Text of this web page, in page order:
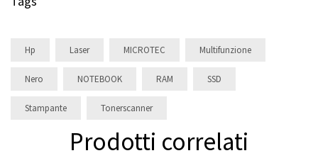
Hp Laser MICROTEC Multifunzione
Nero NOTEBOOK RAM SSD
Stampante Tonerscanner
Prodotti correlati